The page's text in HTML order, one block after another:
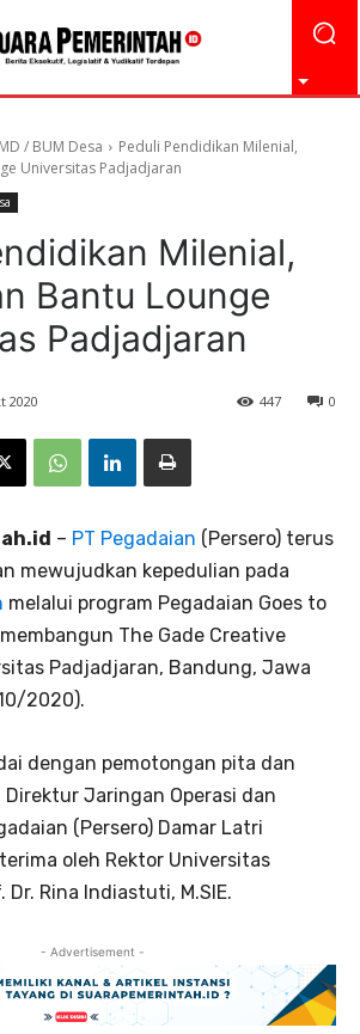
/ BUM Desa
Peduli Pendidikan Milenial,
Universitas Padjadjaran
Milenial,
Bantu Lounge
Padjadjaran
2020 0
447
– PT Pegadaian (Persero) terus
mewujudkan kepedulian pada
melalui program Pegadaian Goes to
The Gade Creative
Padjadjaran, Bandung, Jawa
2020).
dengan pemotongan pita dan
Jaringan Operasi dan
(Persero) Damar Latri
oleh Rektor Universitas
Rina Indiastuti, M.SIE.
- Advertisement -